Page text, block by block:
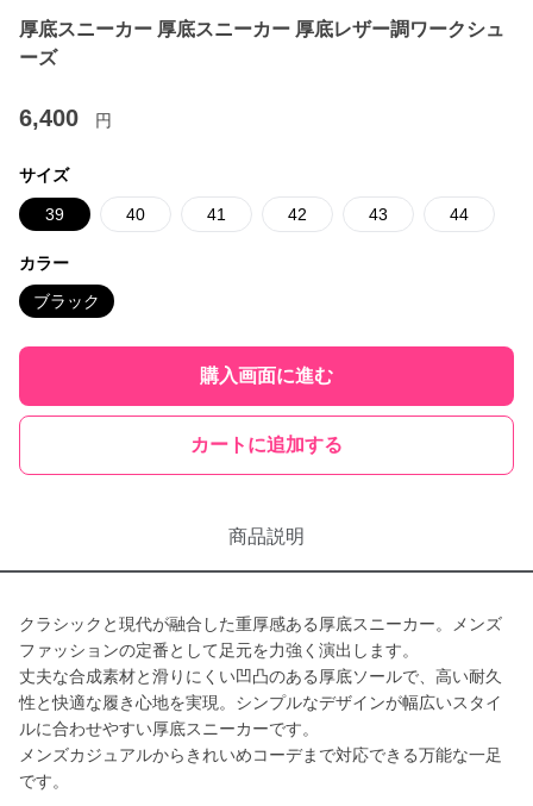
厚底スニーカー 厚底スニーカー 厚底レザー調ワークシュ
ーズ
6,400 円
サイズ
39 40 41 42 43 44
カラー
ブラック
購入画面に進む
カートに追加する
商品説明
クラシックと現代が融合した重厚感ある厚底スニーカー。メンズ
ファッションの定番として足元を力強く演出します。
丈夫な合成素材と滑りにくい凹凸のある厚底ソールで、高い耐久
性と快適な履き心地を実現。シンプルなデザインが幅広いスタイ
ルに合わせやすい厚底スニーカーです。
メンズカジュアルからきれいめコーデまで対応できる万能な一足
です。